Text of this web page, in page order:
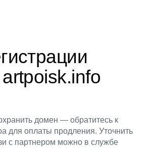
домен — обратитесь к
для оплаты продления. Уточнить
с партнером можно в службе